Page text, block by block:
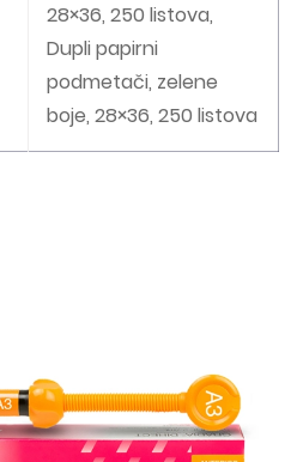
28×36, 250 listova,
Dupli papirni
podmetači, zelene
boje, 28×36, 250 listova